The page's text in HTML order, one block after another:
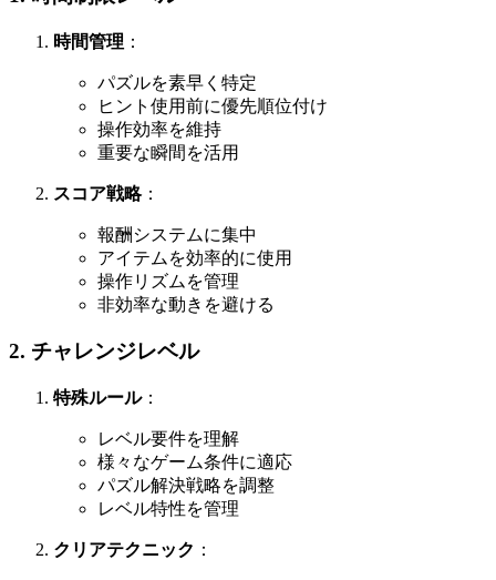
時間管理 ：
パズルを素早く特定
ヒント使用前に優先順位付け
操作効率を維持
重要な瞬間を活用
スコア戦略：
報酬システムに集中
アイテムを効率的に使用
操作リズムを管理
非効率な動きを避ける
2. チャレンジレベル
特殊ルール：
レベル要件を理解
様々なゲーム条件に適応
パズル解決戦略を調整
レベル特性を管理
クリアテクニック ：